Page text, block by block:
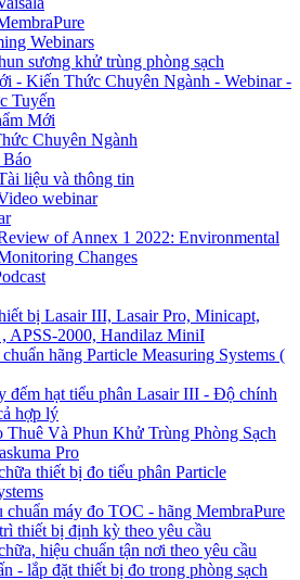
Webinars
sương khử trùng phòng sạch
- Kiến Thức Chuyên Ngành - Webinar -
Tuyến
Mới
Chuyên Ngành
liệu và thông tin
webinar
of Annex 1 2022: Environmental
Changes
bị Lasair III, Lasair Pro, Minicapt,
APSS-2000, Handilaz MiniI
hãng Particle Measuring Systems (
đếm hạt tiểu phân Lasair III - Độ chính
hợp lý
Và Phun Khử Trùng Phòng Sạch
Pro
thiết bị đo tiểu phân Particle
máy đo TOC - hãng MembraPure
thiết bị định kỳ theo yêu cầu
hiệu chuẩn tận nơi theo yêu cầu
- lắp đặt thiết bị đo trong phòng sạch